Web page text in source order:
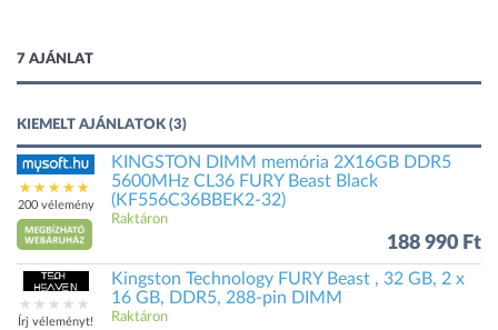
7 AJÁNLAT
KIEMELT AJÁNLATOK (3)
200 vélemény
KINGSTON DIMM memória 2X16GB DDR5
5600MHz CL36 FURY Beast Black
(KF556C36BBEK2-32)
Raktáron
188 990 Ft
Írj véleményt!
Kingston Technology FURY Beast , 32 GB, 2 x
16 GB, DDR5, 288-pin DIMM
Raktáron